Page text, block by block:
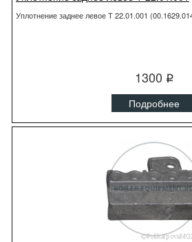
Уплотнение заднее левое Т 22.01.001
1300 q
Подробнее